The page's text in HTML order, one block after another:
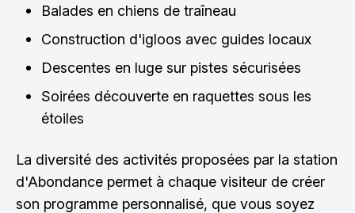
Balades en chiens de traîneau
Construction d'igloos avec guides locaux
Descentes en luge sur pistes sécurisées
Soirées découverte en raquettes sous les
étoiles
La diversité des activités proposées par la station
d'Abondance permet à chaque visiteur de créer
son programme personnalisé, que vous soyez